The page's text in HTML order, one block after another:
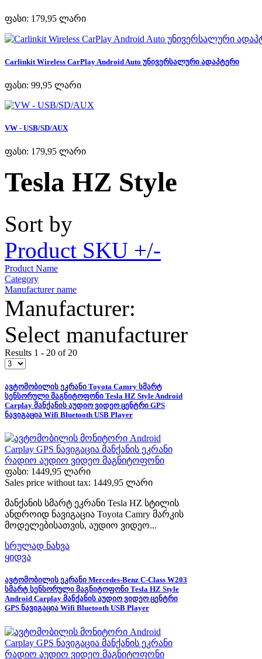
ფასი: 179,95 ლარი
Carlinkit Wireless CarPlay Android Auto უნივერსალური ადაპტერი
ფასი: 99,95 ლარი
VW - USB/SD/AUX
ფასი: 179,95 ლარი
Tesla HZ Style
Sort by
Product SKU +/-
Product Name
Category
Manufacturer name
Manufacturer:
Select manufacturer
Results 1 - 20 of 20
ავტომობილის ეკრანი Toyota Camry სმარტ
სენსორული მაგნიტოფონი Tesla HZ Style Android
Carplay მანქანის აუდიო ვიდეო ცენტრი GPS
ნავიგაცია Wifi Bluetooth USB Player
ფასი: 1449,95 ლარი
Sales price without tax: 1449,95 ლარი
მანქანის სმარტ ეკრანი Tesla HZ სტილის
ანდროიდ ნავიგაცია Toyota Camry მარკის
მოდელებისათვის, აუდიო ვიდეო...
სრულად ნახვა
ყიდვა
ავტომობილის ეკრანი Mercedes-Benz C-Class W203
სმარტ სენსორული მაგნიტოფონი Tesla HZ Style
Android Carplay მანქანის აუდიო ვიდეო ცენტრი
GPS ნავიგაცია Wifi Bluetooth USB Player